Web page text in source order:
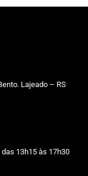
Lajeado – RS
13h15 às 17h30